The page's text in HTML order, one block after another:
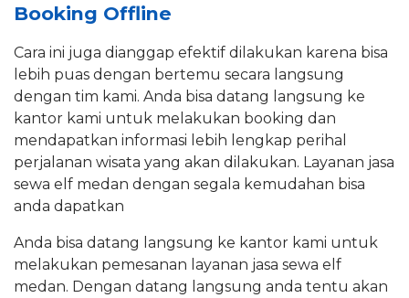
Booking Offline
Cara ini juga dianggap efektif dilakukan karena bisa
lebih puas dengan bertemu secara langsung
dengan tim kami. Anda bisa datang langsung ke
kantor kami untuk melakukan booking dan
mendapatkan informasi lebih lengkap perihal
perjalanan wisata yang akan dilakukan. Layanan jasa
sewa elf medan dengan segala kemudahan bisa
anda dapatkan
Anda bisa datang langsung ke kantor kami untuk
melakukan pemesanan layanan jasa sewa elf
medan. Dengan datang langsung anda tentu akan